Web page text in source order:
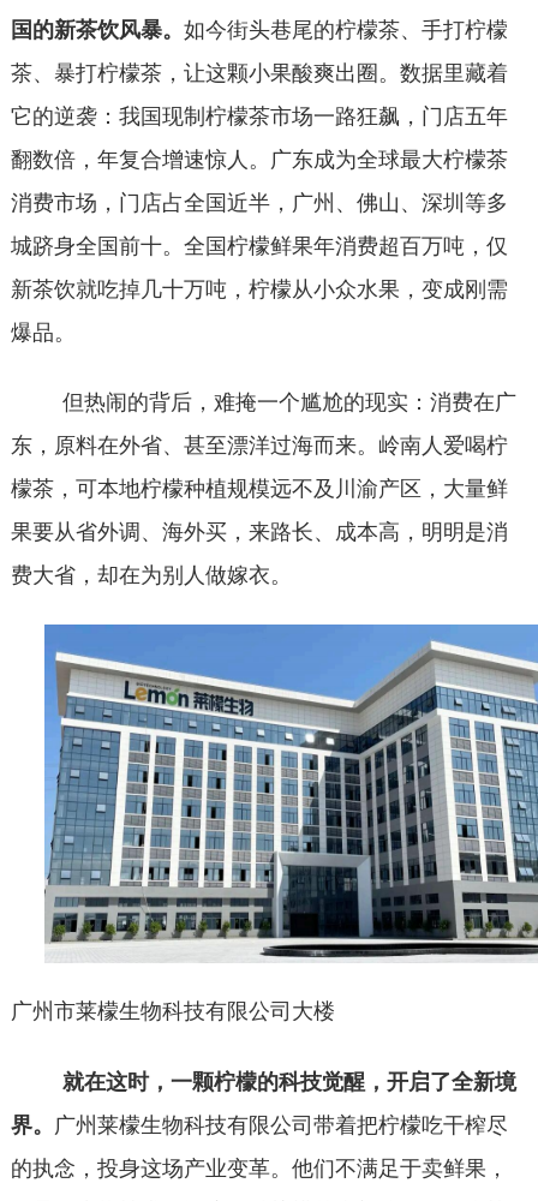
国的新茶饮风暴。 如今街头巷尾的柠檬茶、手打柠檬
茶、暴打柠檬茶，让这颗小果酸爽出圈。数据里藏着
它的逆袭：我国现制柠檬茶市场一路狂飙，门店五年
翻数倍，年复合增速惊人。广东成为全球最大柠檬茶
消费市场，门店占全国近半，广州、佛山、深圳等多
城跻身全国前十。全国柠檬鲜果年消费超百万吨，仅
新茶饮就吃掉几十万吨，柠檬从小众水果，变成刚需
爆品。
但热闹的背后，难掩一个尴尬的现实：消费在广
东，原料在外省、甚至漂洋过海而来。岭南人爱喝柠
檬茶，可本地柠檬种植规模远不及川渝产区，大量鲜
果要从省外调、海外买，来路长、成本高，明明是消
费大省，却在为别人做嫁衣。
广州市莱檬生物科技有限公司大楼
就在这时，一颗柠檬的科技觉醒，开启了全新境
界。
广州莱檬生物科技有限公司带着把柠檬吃干榨尽
的执念，投身这场产业变革。他们不满足于卖鲜果，